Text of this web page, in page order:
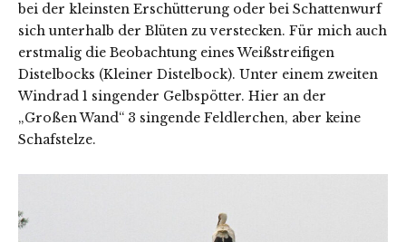
bei der kleinsten Erschütterung oder bei Schattenwurf
sich unterhalb der Blüten zu verstecken. Für mich auch
erstmalig die Beobachtung eines Weißstreifigen
Distelbocks (Kleiner Distelbock). Unter einem zweiten
Windrad 1 singender Gelbspötter. Hier an der
„Großen Wand“ 3 singende Feldlerchen, aber keine
Schafstelze.